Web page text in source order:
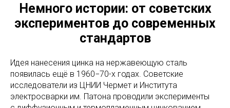
Немного истории: от советских
экспериментов до современных
стандартов
Идея нанесения цинка на нержавеющую сталь
появилась ещё в 1960−70-х годах. Советские
исследователи из ЦНИИ Чермет и Института
электросварки им. Патона проводили эксперименты